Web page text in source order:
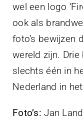
wel een logo
ook als
foto’s bewijzen
wereld zijn. Drie
slechts één in
Nederland in
Foto’s: Jan Land